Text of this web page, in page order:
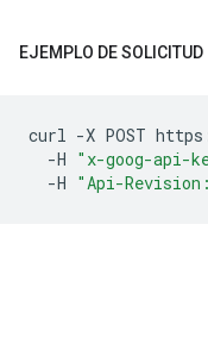
EJEMPLO DE SOLICITUD
curl -X POST https
-H "x-goog-api-
-H "Api-